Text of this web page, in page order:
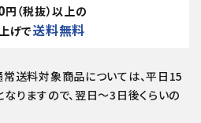
円（税抜）以上の
げで送料無料
送料対象商品については、平日15
りますので、翌日～3日後くらいの